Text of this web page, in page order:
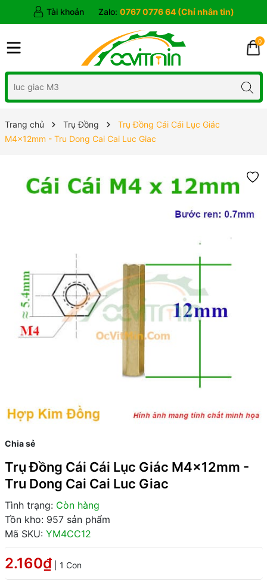
Tài khoản Zalo: 0767 0776 64 (Chỉ nhắn tin)
0
Trang chủ Trụ Đồng
Trụ Đồng Cái Cái Lục Giác
M4x12mm - Tru Dong Cai Cai Luc Giac
Chia sẻ
Trụ Đồng Cái Cái Lục Giác M4x12mm -
Tru Dong Cai Cai Luc Giac
Tình trạng: Còn hàng
Tồn kho: 957 sản phẩm
Mã SKU: YM4CC12
2.160₫ | 1 Con